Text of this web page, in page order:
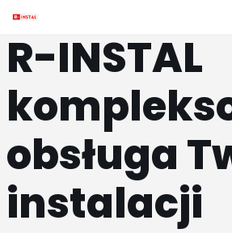
Przejdź
do
R-INSTAL
obsługa
instalacji